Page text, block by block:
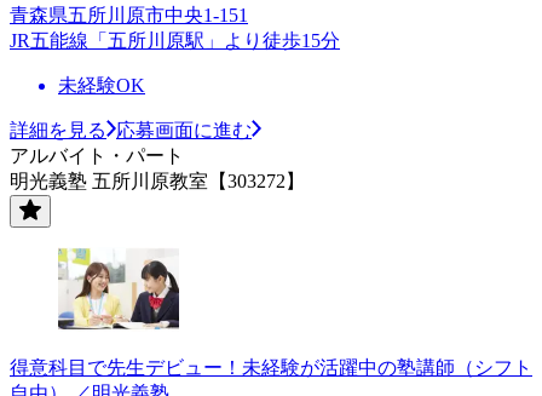
青森県五所川原市中央1-151
JR五能線「五所川原駅」より徒歩15分
未経験OK
詳細を見る
応募画面に進む
アルバイト・パート
明光義塾 五所川原教室【303272】
得意科目で先生デビュー！未経験が活躍中の塾講師（シフト